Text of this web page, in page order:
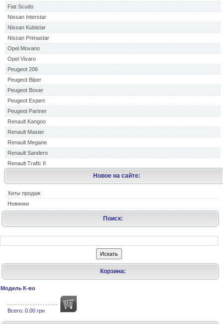
Fiat Scudo
Nissan Interstar
Nissan Kubistar
Nissan Primastar
Opel Movano
Opel Vivaro
Peugeot 206
Peugeot Biper
Peugeot Boxer
Peugeot Expert
Peugeot Partner
Renault Kangoo
Renault Master
Renault Megane
Renault Sandero
Renault Trafic II
Новое на сайте:
Хиты продаж
Новинки
Поиск:
Корзина:
Модель К-во
Всего: 0.00 грн